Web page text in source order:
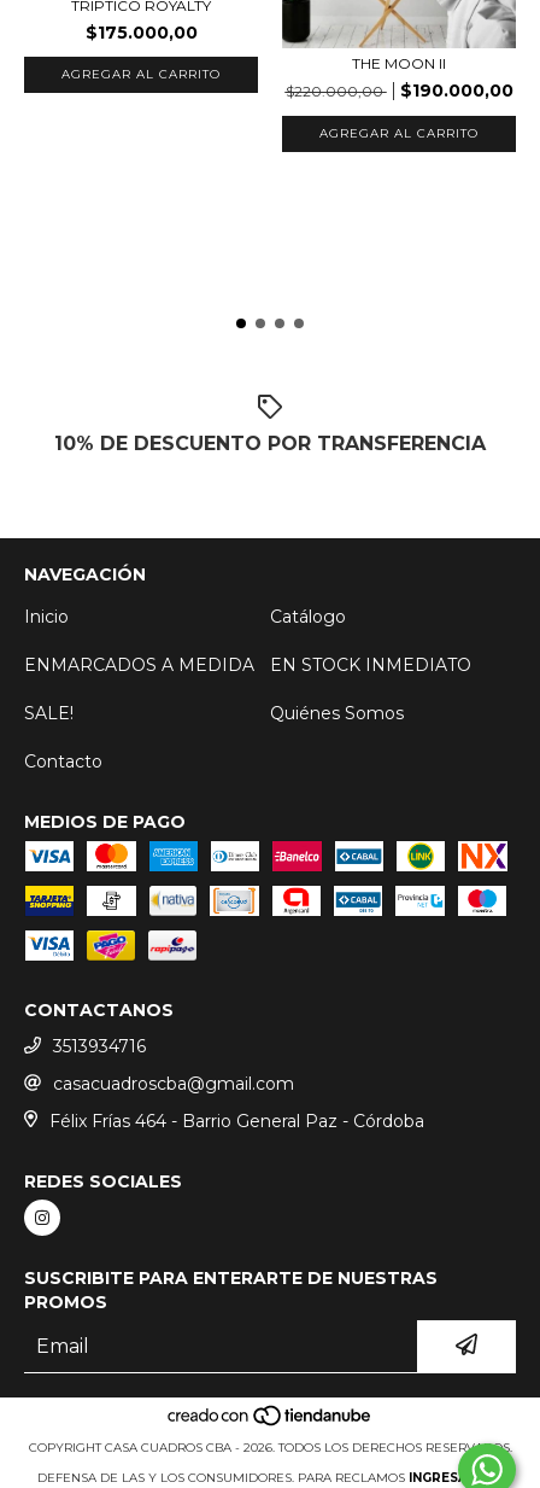
TRIPTICO ROYALTY
$175.000,00
AGREGAR AL CARRITO
THE MOON II
$220.000,00
$190.000,00
AGREGAR AL CARRITO
10% DE DESCUENTO POR TRANSFERENCIA
NAVEGACIÓN
Inicio
Catálogo
ENMARCADOS A MEDIDA EN STOCK INMEDIATO
SALE! Quiénes Somos
Contacto
MEDIOS DE PAGO
CONTACTANOS
3513934716
casacuadroscba@gmail.com
Félix Frías 464 - Barrio General Paz - Córdoba
REDES SOCIALES
SUSCRIBITE PARA ENTERARTE DE NUESTRAS
PROMOS
COPYRIGHT CASA CUADROS CBA - 2026. TODOS LOS DERECHOS RESERVADOS.
DEFENSA DE LAS Y LOS CONSUMIDORES. PARA RECLAMOS INGRESÁ ACÁ.